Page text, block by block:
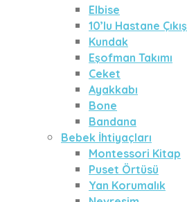
Elbise
10’lu Hastane Çıkış
Kundak
Eşofman Takımı
Ceket
Ayakkabı
Bone
Bandana
Bebek İhtiyaçları
Montessori Kitap
Puset Örtüsü
Yan Korumalık